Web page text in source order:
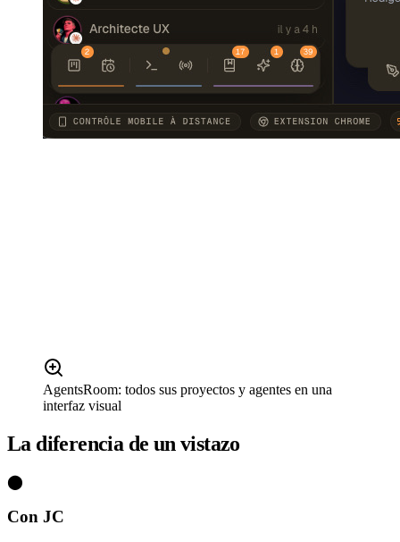
AgentsRoom: todos sus proyectos y agentes en una
interfaz visual
La diferencia de un vistazo
⬤
Con JC